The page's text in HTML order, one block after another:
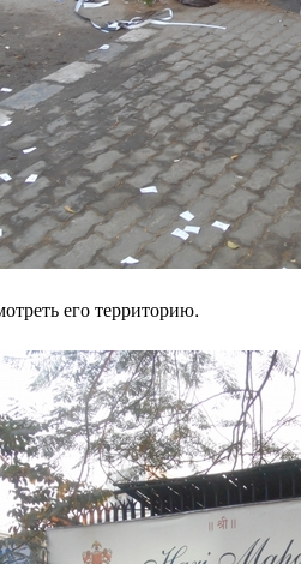
его территорию.